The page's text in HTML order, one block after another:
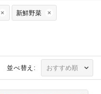
新鮮野菜
並べ替え: